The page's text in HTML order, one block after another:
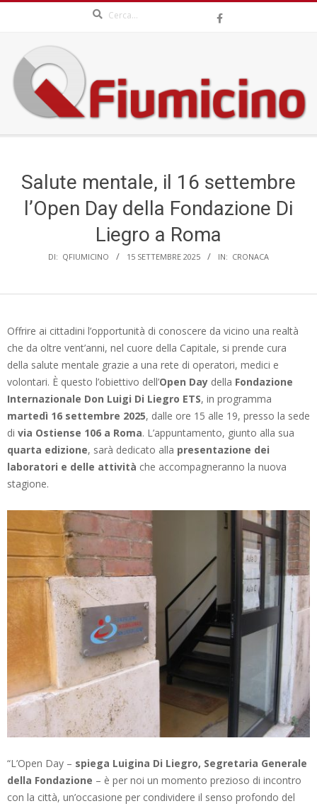
content
QFIUMICINO.COM
MenuSalute mentale, il 16 settembre
l’Open Day della Fondazione Di
Liegro a Roma
DI: QFIUMICINO 15 SETTEMBRE 2025 IN: CRONACA
Offrire ai cittadini l’opportunità di conoscere da vicino una realtà
che da oltre vent’anni, nel cuore della Capitale, si prende cura
della salute mentale grazie a una rete di operatori, medici e
volontari. È questo l’obiettivo dell’Open Day della Fondazione
Internazionale Don Luigi Di Liegro ETS, in programma
martedì 16 settembre 2025, dalle ore 15 alle 19, presso la sede
di via Ostiense 106 a Roma. L’appuntamento, giunto alla sua
quarta edizione, sarà dedicato alla presentazione dei
laboratori e delle attività che accompagneranno la nuova
stagione.
“L’Open Day – spiega Luigina Di Liegro, Segretaria Generale
della Fondazione – è per noi un momento prezioso di incontro
con la città, un’occasione per condividere il senso profondo del